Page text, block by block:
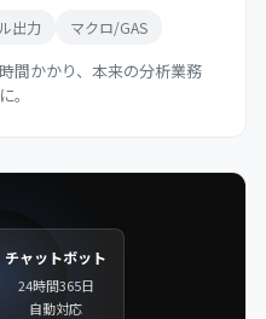
出力 マクロ/GAS
間かかり、本来の分析業務
。
チャットボット
24時間365日
自動対応